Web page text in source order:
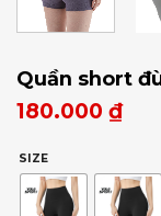
Quần short
180.000 ₫
SIZE